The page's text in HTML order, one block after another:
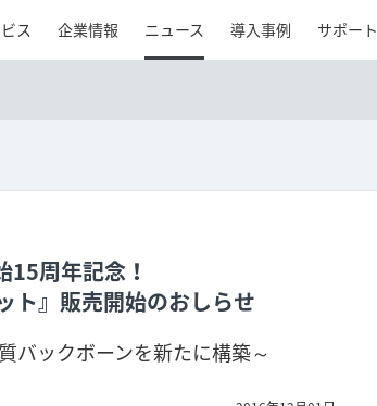
ス 企業情報 ニュース 導入事例 サポート
15周年記念！
ト』販売開始のおしらせ
バックボーンを新たに構築～